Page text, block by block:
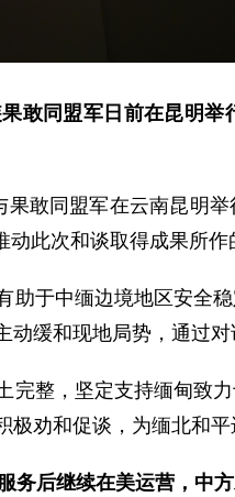
敢同盟军日前在昆明
敢同盟军在云南昆明
此次和谈取得成果所作
助于中缅边境地区安全
缓和现地局势，通过对
完整，坚定支持缅甸致
劝和促谈，为缅北和平
务后继续在美运营，中